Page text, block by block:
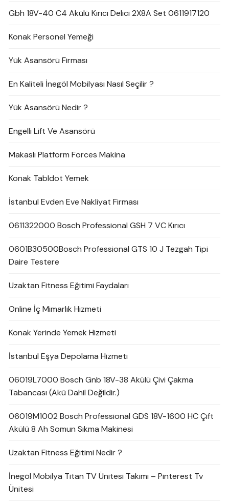
Gbh 18V-40 C4 Akülü Kırıcı Delici 2X8A Set 0611917120
Konak Personel Yemeği
Yük Asansörü Firması
En Kaliteli İnegöl Mobilyası Nasıl Seçilir ?
Yük Asansörü Nedir ?
Engelli Lift Ve Asansörü
Makaslı Platform Forces Makina
Konak Tabldot Yemek
İstanbul Evden Eve Nakliyat Firması
0611322000 Bosch Professional GSH 7 VC Kırıcı
0601B30500Bosch Professional GTS 10 J Tezgah Tipi
Daire Testere
Uzaktan Fitness Eğitimi Faydaları
Online İç Mimarlık Hizmeti
Konak Yerinde Yemek Hizmeti
İstanbul Eşya Depolama Hizmeti
06019L7000 Bosch Gnb 18V-38 Akülü Çivi Çakma
Tabancası (Akü Dahil Değildir.)
06019M1002 Bosch Professional GDS 18V-1600 HC Çift
Akülü 8 Ah Somun Sıkma Makinesi
Uzaktan Fitness Eğitimi Nedir ?
İnegöl Mobilya Titan TV Ünitesi Takımı – Pinterest Tv
Ünitesi